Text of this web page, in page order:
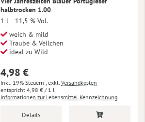
halbtrocken 1.00
1 l
11,5 % Vol.
weich & mild
Traube & Veilchen
ideal zu Wild
4,98 €
Inkl. 19% Steuern , exkl. Versandkosten
4,98 € / 1 l
Informationen zur Lebensmittel Kennzeichnung
Details